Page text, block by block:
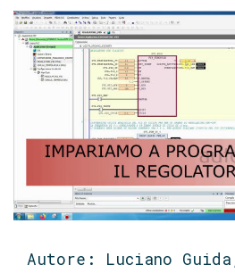
Autore: Luciano